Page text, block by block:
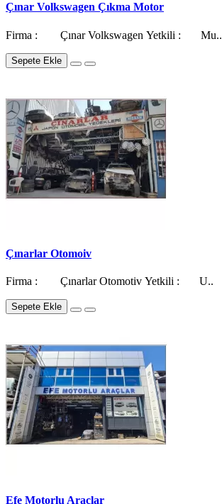
Çınar Volkswagen Çıkma Motor
Firma : Çınar Volkswagen Yetkili : Mu..
Sepete Ekle
Çınarlar Otomoiv
Firma : Çınarlar Otomotiv Yetkili : U..
Sepete Ekle
Efe Motorlu Araçlar